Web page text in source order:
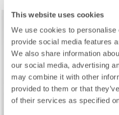
This website uses cookies
We use cookies to personalise
provide social media features
We also share information
our social media, advertising
may combine it with other
provided to them or that
of their services as specified
ROSSO CORSA